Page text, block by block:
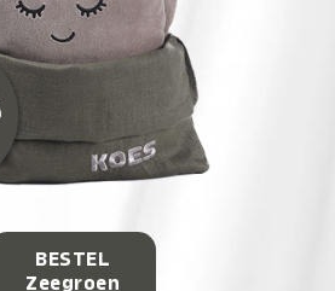
BESTEL
Zeegroen